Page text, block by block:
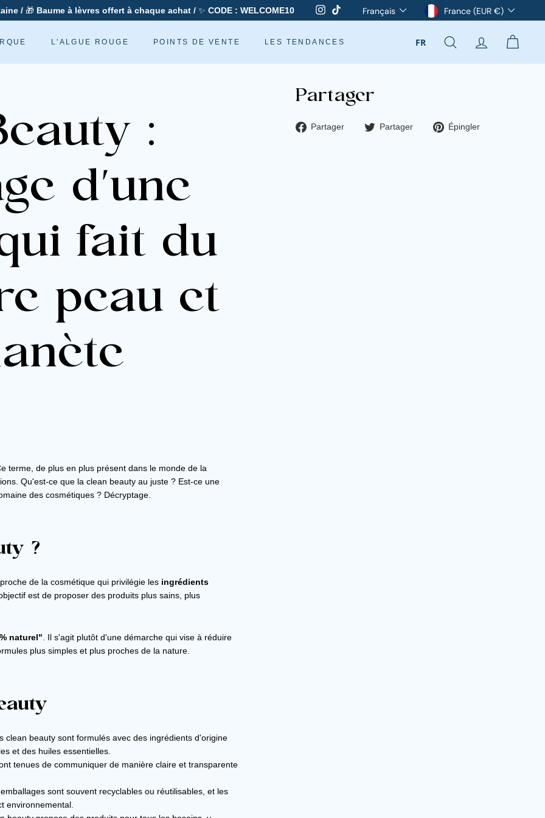
Pause
/ 🎁Baume à lèvres offert à chaque achat / ✨ CODE : WELCOME10 Instagram
TikTokLangue
Français DeviseFrance (EUR €)
L'ALGUE ROUGE POINTS DE VENTE LES TENDANCES FR RECHERCHER
COMPTE
:
d'une
fait du
peau et
terme, de plus en plus présent dans le monde de la
Qu'est-ce que la clean beauty au juste ? Est-ce une
des cosmétiques ? Décryptage.
?
de la cosmétique qui privilégie les ingrédients
est de proposer des produits plus sains, plus
naturel". Il s'agit plutôt d'une démarche qui vise à réduire
plus simples et plus proches de la nature.
clean beauty sont formulés avec des ingrédients d'origine
et des huiles essentielles.
tenues de communiquer de manière claire et transparente
sont souvent recyclables ou réutilisables, et les
environnemental.
Partager
Partager
PartagerPartager
TweeterÉpingler